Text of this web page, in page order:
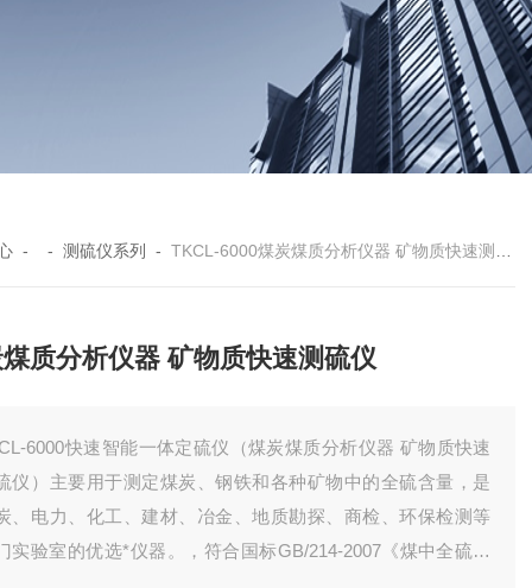
- -测硫仪系列 -TKCL-6000煤炭煤质分析仪器 矿物质快速测硫仪
质分析仪器 矿物质快速测硫仪
6000快速智能一体定硫仪（煤炭煤质分析仪器 矿物质快速
仪）主要用于测定煤炭、钢铁和各种矿物中的全硫含量，是
、电力、化工、建材、冶金、地质勘探、商检、环保检测等
实验室的优选*仪器。，符合国标GB/214-2007《煤中全硫的